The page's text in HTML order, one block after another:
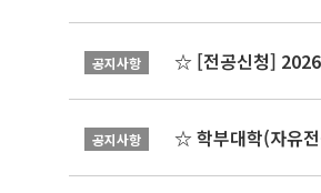
공지사항 ☆ [전공신청]
공지사항 ☆ 학부대학(자유